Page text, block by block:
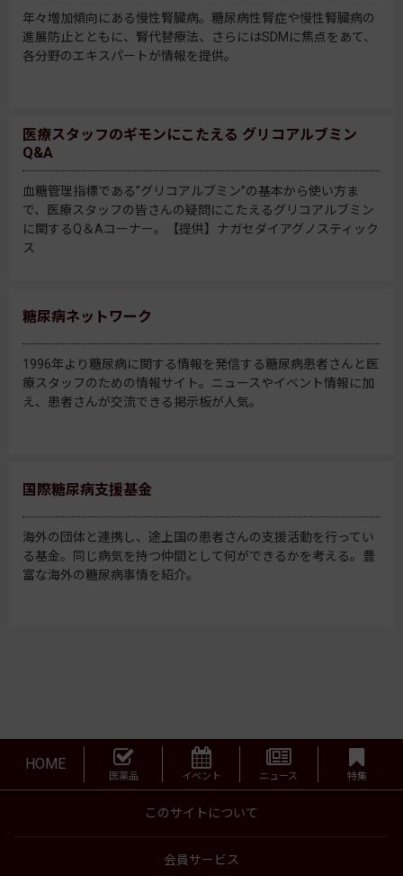
年々増加傾向にある慢性腎臓病。糖尿病性腎症や慢性腎臓病の
進展防止とともに、腎代替療法、さらにはSDMに焦点をあて、
各分野のエキスパートが情報を提供。
医療スタッフのギモンにこたえる グリコアルブミン
Q&A
血糖管理指標である”グリコアルブミン”の基本から使い方ま
で、医療スタッフの皆さんの疑問にこたえるグリコアルブミン
に関するQ＆Aコーナー。【提供】ナガセダイアグノスティック
ス
糖尿病ネットワーク
1996年より糖尿病に関する情報を発信する糖尿病患者さんと医
療スタッフのための情報サイト。ニュースやイベント情報に加
え、患者さんが交流できる掲示板が人気。
国際糖尿病支援基金
海外の団体と連携し、途上国の患者さんの支援活動を行ってい
る基金。同じ病気を持つ仲間として何ができるかを考える。豊
富な海外の糖尿病事情を紹介。
HOME
医薬品 イベント ニュース 特集
このサイトについて
会員サービス